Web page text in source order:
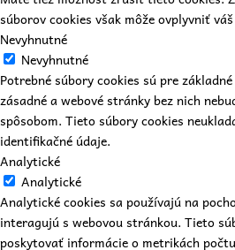
súborov cookies však môže ovplyvniť
Nevyhnutné
Nevyhnutné
Potrebné súbory cookies sú pre
zásadné a webové stránky bez nich
spôsobom. Tieto súbory cookies
identifikačné údaje.
Analytické
Analytické
Analytické cookies sa používajú na
interagujú s webovou stránkou. Tieto
poskytovať informácie o metrikách